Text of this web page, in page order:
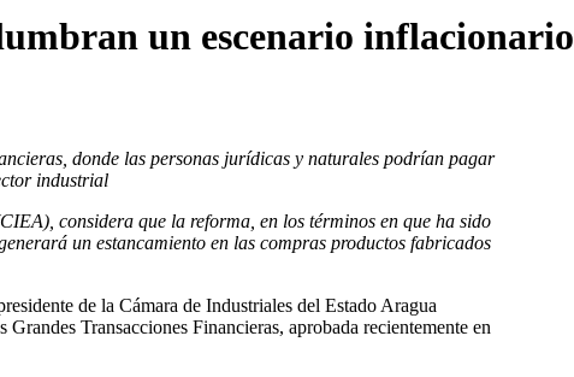
un escenario inflacionario
donde las personas jurídicas y naturales podrían pagar
industrial
considera que la reforma, en los términos en que ha sido
un estancamiento en las compras productos fabricados
de la Cámara de Industriales del Estado Aragua
Transacciones Financieras, aprobada recientemente en